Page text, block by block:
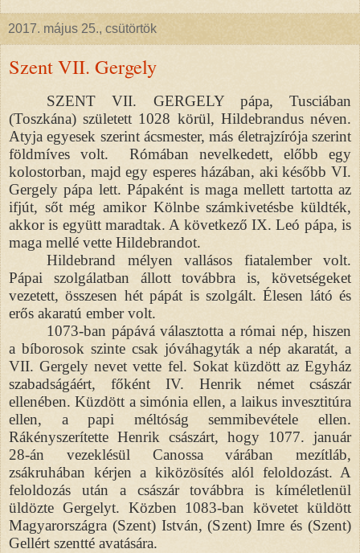
2017. május 25., csütörtök
Szent VII. Gergely
SZENT VII. GERGELY pápa, Tusciában
(Toszkána) született 1028 körül, Hildebrandus néven.
Atyja egyesek szerint ácsmester, más életrajzírója szerint
földmíves volt. Rómában nevelkedett, előbb egy
kolostorban, majd egy esperes házában, aki később VI.
Gergely pápa lett. Pápaként is maga mellett tartotta az
ifjút, sőt még amikor Kölnbe számkivetésbe küldték,
akkor is együtt maradtak. A következő IX. Leó pápa, is
maga mellé vette Hildebrandot.
Hildebrand mélyen vallásos fiatalember volt.
Pápai szolgálatban állott továbbra is, követségeket
vezetett, összesen hét pápát is szolgált. Élesen látó és
erős akaratú ember volt.
1073-ban pápává választotta a római nép, hiszen
a bíborosok szinte csak jóváhagyták a nép akaratát, a
VII. Gergely nevet vette fel. Sokat küzdött az Egyház
szabadságáért, főként IV. Henrik német császár
ellenében. Küzdött a simónia ellen, a laikus invesztitúra
ellen, a papi méltóság semmibevétele ellen.
Rákényszerítette Henrik császárt, hogy 1077. január
28-án vezeklésül Canossa várában mezítláb,
zsákruhában kérjen a kiközösítés alól feloldozást. A
feloldozás után a császár továbbra is kíméletlenül
üldözte Gergelyt. Közben 1083-ban követet küldött
Magyarországra (Szent) István, (Szent) Imre és (Szent)
Gellért szentté avatására.